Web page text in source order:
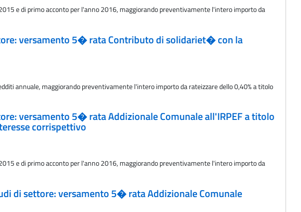
e di primo acconto per l'anno 2016, maggiorando preventivamente l'intero importo da
versamento 5� rata Contributo di solidariet� con la
annuale, maggiorando preventivamente l'intero importo da rateizzare dello 0,40% a titolo
versamento 5� rata Addizionale Comunale all'IRPEF a titolo
corrispettivo
e di primo acconto per l'anno 2016, maggiorando preventivamente l'intero importo da
di settore: versamento 5� rata Addizionale Comunale